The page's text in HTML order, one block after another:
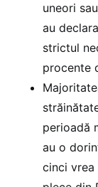
uneori
au
strictul
procente
perioadă
au o
cinci vrea